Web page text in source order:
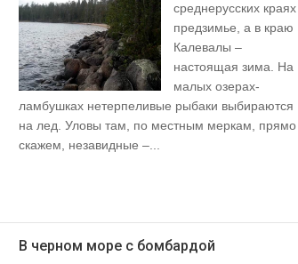
среднерусских краях
предзимье, а в краю
Калевалы –
настоящая зима. На
малых озерах-
ламбушках нетерпеливые рыбаки выбираются
на лед. Уловы там, по местным меркам, прямо
скажем, незавидные –...
В черном море с бомбардой